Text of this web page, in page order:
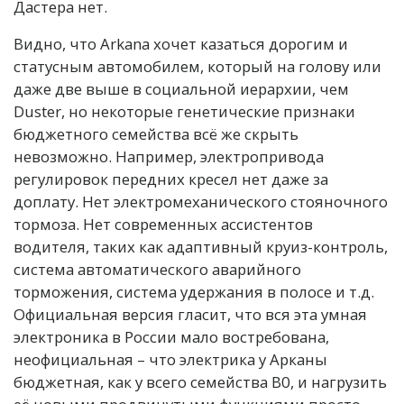
Дастера нет.
Видно, что Arkana хочет казаться дорогим и
статусным автомобилем, который на голову или
даже две выше в социальной иерархии, чем
Duster, но некоторые генетические признаки
бюджетного семейства всё же скрыть
невозможно. Например, электропривода
регулировок передних кресел нет даже за
доплату. Нет электромеханического стояночного
тормоза. Нет современных ассистентов
водителя, таких как адаптивный круиз-контроль,
система автоматического аварийного
торможения, система удержания в полосе и т.д.
Официальная версия гласит, что вся эта умная
электроника в России мало востребована,
неофициальная – что электрика у Арканы
бюджетная, как у всего семейства В0, и нагрузить